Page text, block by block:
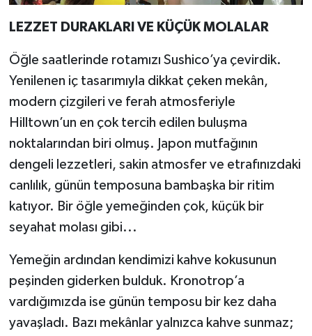
LEZZET DURAKLARI VE KÜÇÜK MOLALAR
Öğle saatlerinde rotamızı Sushico’ya çevirdik.
Yenilenen iç tasarımıyla dikkat çeken mekân,
modern çizgileri ve ferah atmosferiyle
Hilltown’un en çok tercih edilen buluşma
noktalarından biri olmuş. Japon mutfağının
dengeli lezzetleri, sakin atmosfer ve etrafınızdaki
canlılık, günün temposuna bambaşka bir ritim
katıyor. Bir öğle yemeğinden çok, küçük bir
seyahat molası gibi...
Yemeğin ardından kendimizi kahve kokusunun
peşinden giderken bulduk. Kronotrop’a
vardığımızda ise günün temposu bir kez daha
yavaşladı. Bazı mekânlar yalnızca kahve sunmaz;